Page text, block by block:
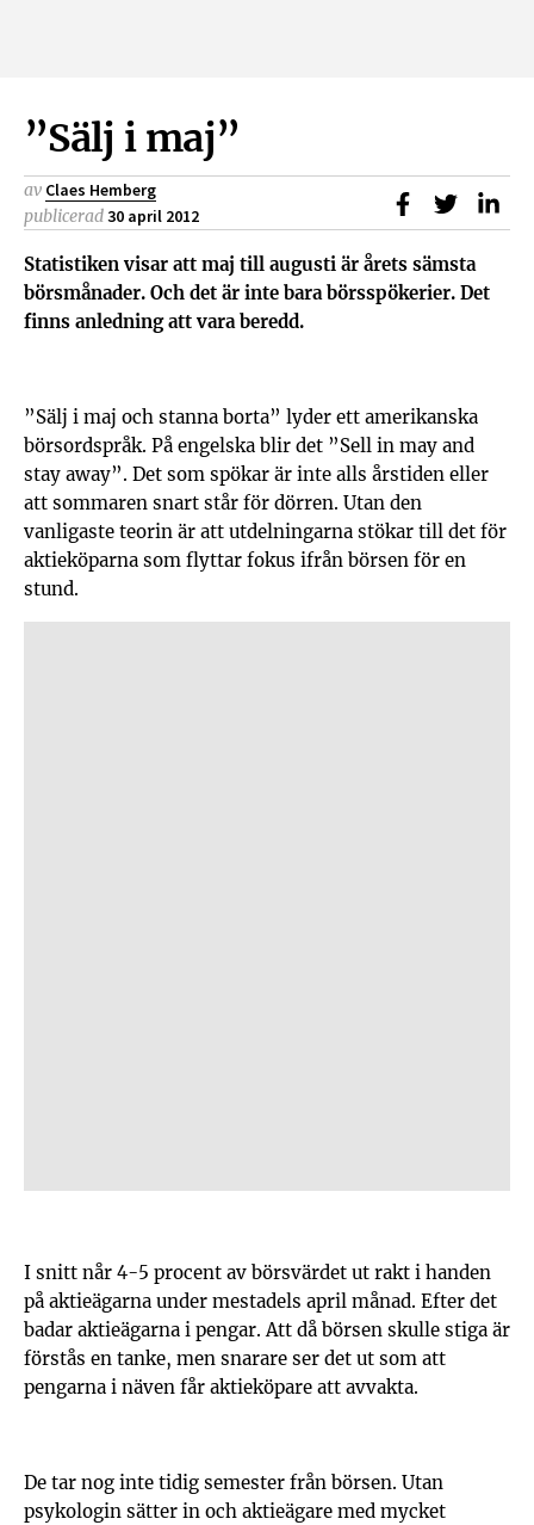
”Sälj i maj”
av Claes Hemberg
publicerad30 april 2012
Dela påDela på
Statistiken visar att maj till augusti är årets sämsta
börsmånader. Och det är inte bara börsspökerier. Det
finns anledning att vara beredd.
”Sälj i maj och stanna borta” lyder ett amerikanska
börsordspråk. På engelska blir det ”Sell in may and
stay away”. Det som spökar är inte alls årstiden eller
att sommaren snart står för dörren. Utan den
vanligaste teorin är att utdelningarna stökar till det för
aktieköparna som flyttar fokus ifrån börsen för en
stund.
I snitt når 4-5 procent av börsvärdet ut rakt i handen
på aktieägarna under mestadels april månad. Efter det
badar aktieägarna i pengar. Att då börsen skulle stiga är
förstås en tanke, men snarare ser det ut som att
pengarna i näven får aktieköpare att avvakta.
De tar nog inte tidig semester från börsen. Utan
psykologin sätter in och aktieägare med mycket